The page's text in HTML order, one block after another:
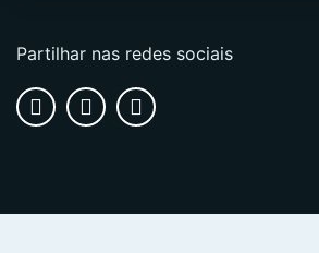
Partilhar nas redes sociais